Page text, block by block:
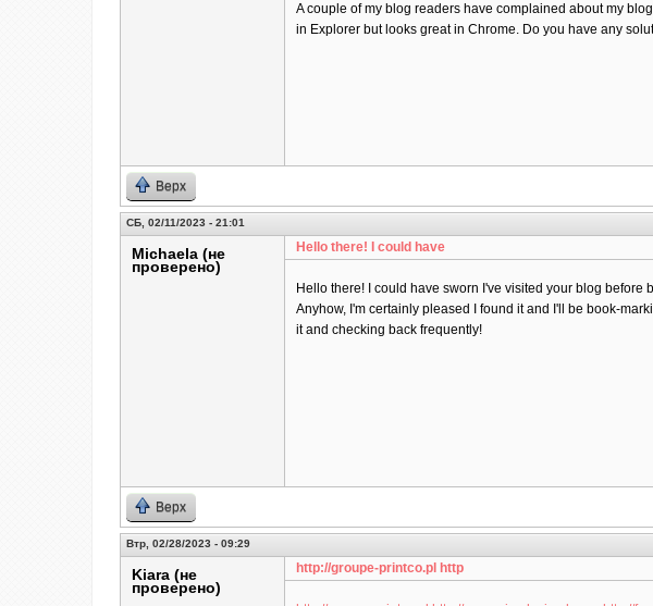
A couple of my blog readers have complained about my
in Explorer but looks great in Chrome. Do you have any
Верх
СБ, 02/11/2023 - 21:01
Michaela (не
проверено)
Hello there! I could have
Hello there! I could have sworn I've visited your blog before
Anyhow, I'm certainly pleased I found it and I'll be book-
it and checking back frequently!
Верх
Втр, 02/28/2023 - 09:29
Kiara (не
проверено)
http://groupe-printco.pl http